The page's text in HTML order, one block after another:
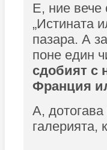
Е, ние вече
„Истината
пазара. А
поне един
сдобият с
Франция
А,
галерията,